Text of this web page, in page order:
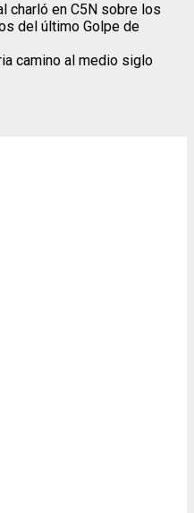
charló en C5N sobre los
del último Golpe de
camino al medio siglo